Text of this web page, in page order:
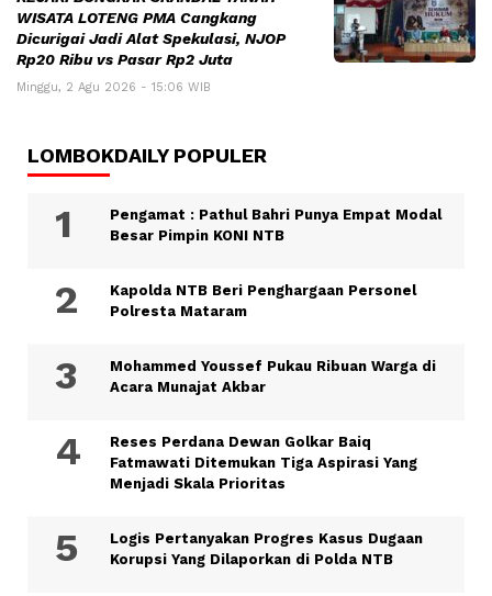
WISATA LOTENG PMA Cangkang
Dicurigai Jadi Alat Spekulasi, NJOP
Rp20 Ribu vs Pasar Rp2 Juta
Minggu, 2 Agu 2026 - 15:06 WIB
LOMBOKDAILY POPULER
Pengamat : Pathul Bahri Punya Empat Modal
Besar Pimpin KONI NTB
Kapolda NTB Beri Penghargaan Personel
Polresta Mataram
Mohammed Youssef Pukau Ribuan Warga di
Acara Munajat Akbar
Reses Perdana Dewan Golkar Baiq
Fatmawati Ditemukan Tiga Aspirasi Yang
Menjadi Skala Prioritas
Logis Pertanyakan Progres Kasus Dugaan
Korupsi Yang Dilaporkan di Polda NTB